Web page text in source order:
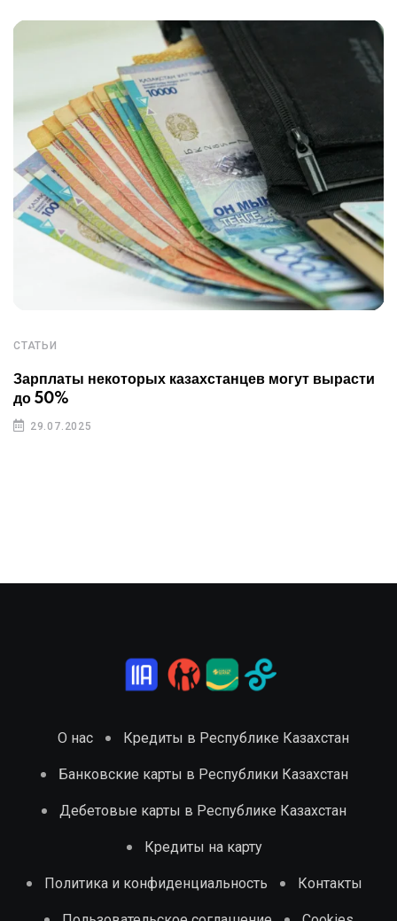
СТАТЬИ
Зарплаты некоторых казахстанцев могут вырасти
до 50%
29.07.2025
О нас Кредиты в Республике Казахстан
Банковские карты в Республики Казахстан
Дебетовые карты в Республике Казахстан
Кредиты на карту
Политика и конфиденциальность Контакты